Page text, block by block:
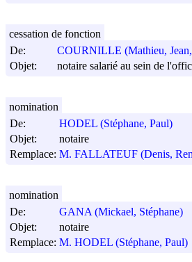
De:
COURNILLE (Mathieu,
Objet:
notaire salarié au sein de
cessation de fonction
De:
HODEL (Stéphane, Paul)
Objet:
notaire
Remplace: M. FALLATEUF (Denis,
nomination
De:
GANA (Mickael, Stéphane)
Objet:
notaire
Remplace: M. HODEL (Stéphane, Paul)
nomination